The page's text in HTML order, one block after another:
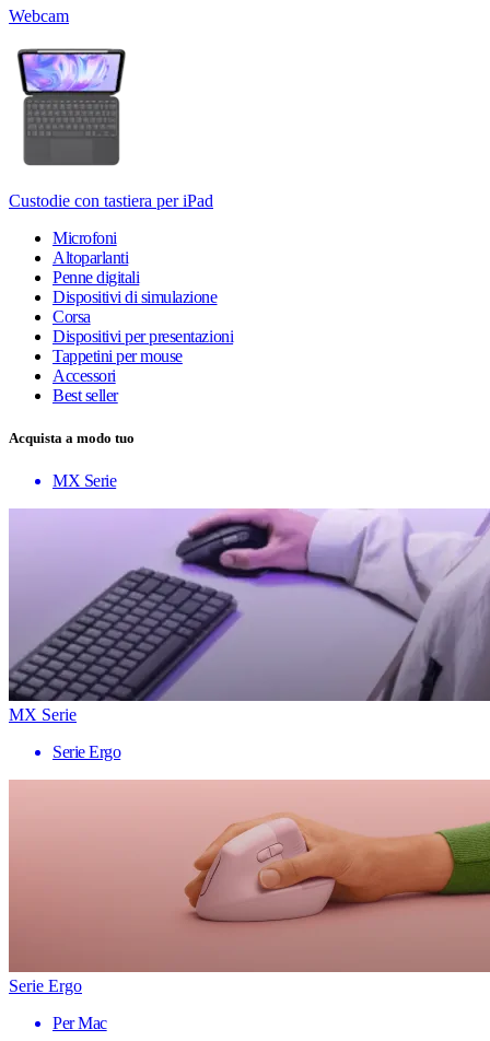
Webcam
Custodie con tastiera per iPad
Microfoni
Altoparlanti
Penne digitali
Dispositivi di simulazione
Corsa
Dispositivi per presentazioni
Tappetini per mouse
Accessori
Best seller
Acquista a modo tuo
MX Serie
MX Serie
Serie Ergo
Serie Ergo
Per Mac